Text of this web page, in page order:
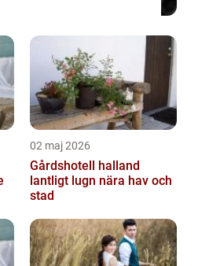
02 maj 2026
Gårdshotell halland
lantligt lugn nära hav och
stad